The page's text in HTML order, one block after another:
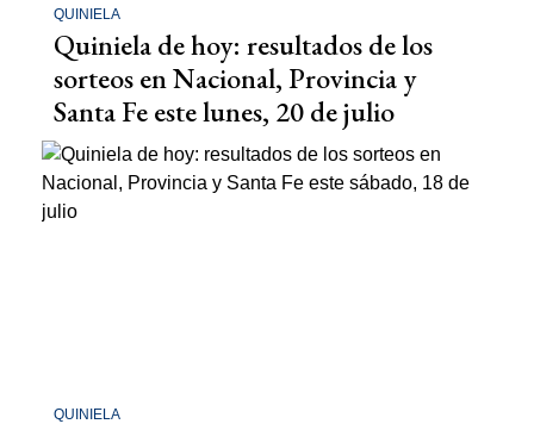
QUINIELA
Quiniela de hoy: resultados de los
sorteos en Nacional, Provincia y
Santa Fe este lunes, 20 de julio
QUINIELA